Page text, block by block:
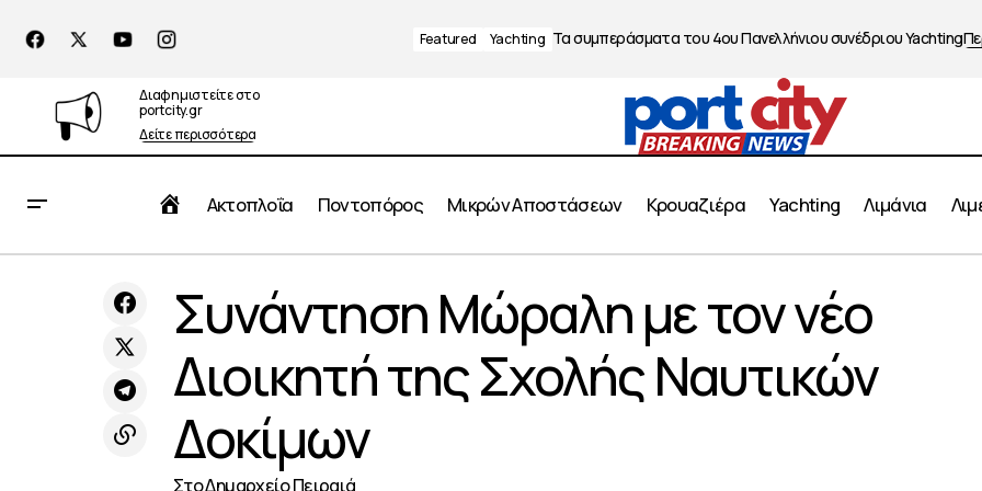
Featured Yachting Τα συμπεράσματα του 4ου Πανελλήνιου συνέδριου Yachting
Διαφημιστείτε στο
portcity.gr
Δείτε περισσότερα
Αρχική
Ακτοπλοΐα Ποντοπόρος Μικρών Αποστάσεων Κρουαζιέρα Yachting Λιμάνια
εκσυγχρονισμού ο νέος κανονισμός του
Συνάντηση Μώραλη με τον νέο Διοικητή της Σχολής
Συνάντηση Μώραλη με τον νέο
Διοικητή της Σχολής Ναυτικών
Δοκίμων
Στο Δημαρχείο Πειραιά